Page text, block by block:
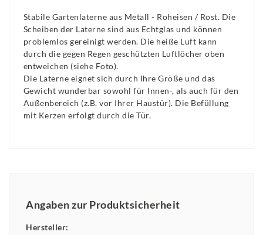
Stabile Gartenlaterne aus Metall - Roheisen / Rost. Die
Scheiben der Laterne sind aus Echtglas und können
problemlos gereinigt werden. Die heiße Luft kann
durch die gegen Regen geschützten Luftlöcher oben
entweichen (siehe Foto).
Die Laterne eignet sich durch Ihre Größe und das
Gewicht wunderbar sowohl für Innen-, als auch für den
Außenbereich (z.B. vor Ihrer Haustür). Die Befüllung
mit Kerzen erfolgt durch die Tür.
Angaben zur Produktsicherheit
Hersteller: